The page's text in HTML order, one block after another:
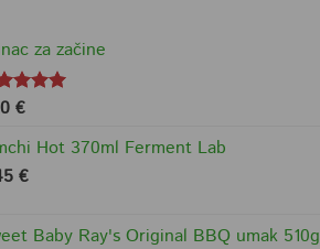
za začine
€
Hot 370ml Ferment Lab
€
Baby Ray's Original BBQ umak 510g